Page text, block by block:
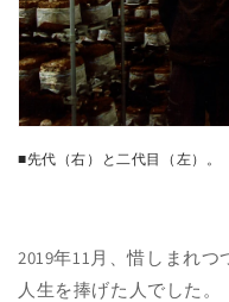
■先代（右）と二代目（左）。
2019年11月、惜しまれ
人生を捧げた人でした。